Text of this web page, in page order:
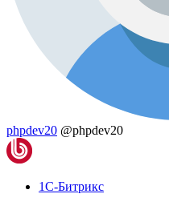
phpdev20 @phpdev20
1С-Битрикс